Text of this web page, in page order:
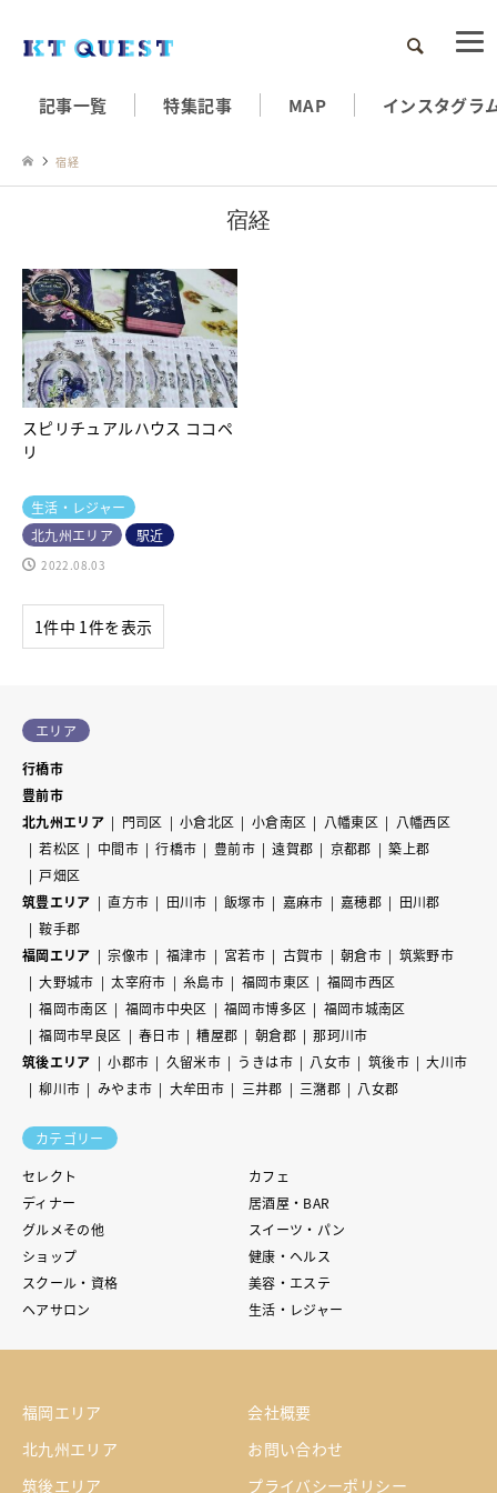
検索
記事一覧 特集記事 MAP インスタグラ
宿経
宿経
スピリチュアルハウス ココペ
リ
生活・レジャー
北九州エリア
駅近
2022.08.03
1件中 1件を表示
エリア
行橋市
豊前市
北九州エリア
門司区 小倉北区 小倉南区 八幡東区
八幡西区
若松区
中間市 行橋市 豊前市 遠賀郡 京都郡
築上郡
戸畑区
筑豊エリア
直方市 田川市 飯塚市 嘉麻市 嘉穂郡
田川郡
鞍手郡
福岡エリア
宗像市 福津市 宮若市 古賀市 朝倉市
筑紫野市
大野城市
太宰府市 糸島市 福岡市東区
福岡市西区
福岡市南区
福岡市中央区 福岡市博多区
福岡市城南区
福岡市早良区
春日市 糟屋郡 朝倉郡
那珂川市
筑後エリア
小郡市 久留米市 うきは市 八女市 筑後市
大川市
柳川市
みやま市 大牟田市 三井郡 三潴郡 八女郡
カテゴリー
セレクト
カフェ
ディナー
居酒屋・BAR
グルメその他
スイーツ・パン
ショップ
健康・ヘルス
スクール・資格
美容・エステ
ヘアサロン
生活・レジャー
福岡エリア
北九州エリア
筑後エリア
会社概要
お問い合わせ
プライバシーポリシー